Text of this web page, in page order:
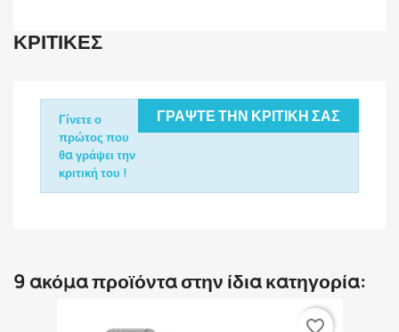
ΚΡΙΤΙΚΈΣ
ΓΡΆΨΤΕ ΤΗΝ ΚΡΙΤΙΚΉ ΣΑΣ
Γίνετε ο
πρώτος που
θα γράψει την
κριτική του !
9 ακόμα προϊόντα στην ίδια κατηγορία:
favorite_border